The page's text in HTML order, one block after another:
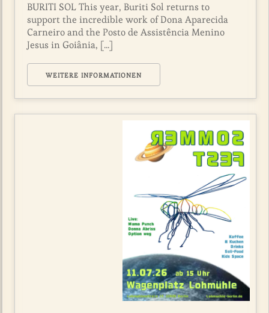
BURITI SOL This year, Buriti Sol returns to
support the incredible work of Dona Aparecida
Carneiro and the Posto de Assistência Menino
Jesus in Goiânia, [...]
WEITERE INFORMATIONEN